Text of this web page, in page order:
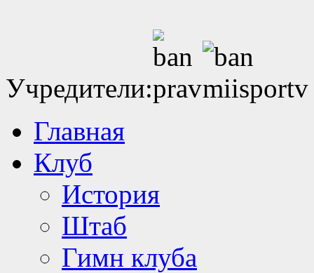
Учредители:
Главная
Клуб
История
Штаб
Гимн клуба